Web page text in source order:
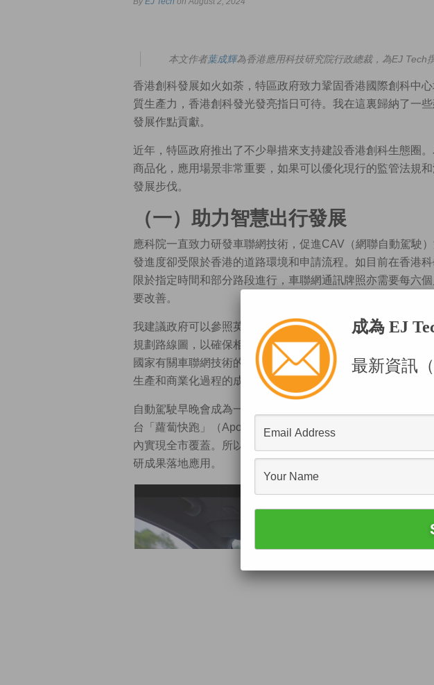
本文作者葉成輝為香港應用科技研究院行政總裁，為EJ Tech
香港創科發展如火如荼，特區政府致力鞏固香港國際創科中
質生產力，香港創科發光發亮指日可待。我在這裏歸納了一
發展作點貢獻。
近年，特區政府推出了不少舉措來支持建設香港創科生態圈
商品化，應用場景非常重要，如果可以優化現行的監管法規
發展步伐。
（一）助力智慧出行發展
應科院一直致力研發車聯網技術，促進CAV（網聯自動駕駛
發進度卻受限於香港的道路環境和申請流程。如目前在香港
限於指定時間和部分路段進行，車聯網通訊牌照亦需要每六
要改善。
我建議政府可以參照英國和新加坡等地做法，成立專責委員會
規劃路線圖，以確保相關條例和審批流程能夠與時並進，適時
國家有關車聯網技術的標準亦應保持一致，以助促進跨境合作
生產和商業化過程的成本效益。
自動駕駛早晚會成為一個科技的大潮流，我們已經看到百度旗
台「蘿蔔快跑」（Apollo Go）在內地多個城市成功落地載人
內實現全市覆蓋。所以如果我們能夠及早做好未來幾年的規劃
研成果落地應用。
成為 EJ
最新資訊